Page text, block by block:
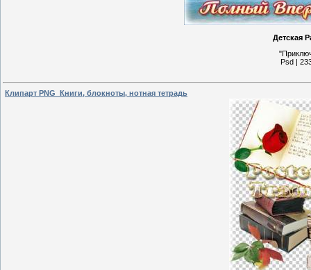
Детская
Psd |
Клипарт PNG_Книги, блокноты, нотная тетрадь